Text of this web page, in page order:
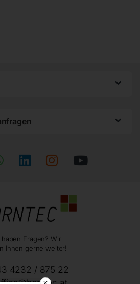
haben Fragen? Wir
Ihnen gerne weiter!
4232 / 875 22